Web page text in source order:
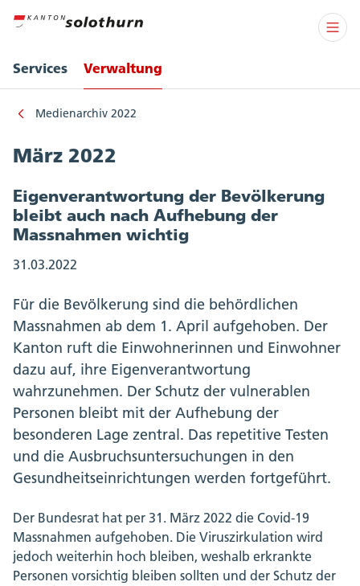
Services Verwaltung
Medienarchiv 2022
März 2022
Eigenverantwortung der Bevölkerung
bleibt auch nach Aufhebung der
Massnahmen wichtig
31.03.2022
Für die Bevölkerung sind die behördlichen
Massnahmen ab dem 1. April aufgehoben. Der
Kanton ruft die Einwohnerinnen und Einwohner
dazu auf, ihre Eigenverantwortung
wahrzunehmen. Der Schutz der vulnerablen
Personen bleibt mit der Aufhebung der
besonderen Lage zentral. Das repetitive Testen
und die Ausbruchsuntersuchungen in den
Gesundheitseinrichtungen werden fortgeführt.
Der Bundesrat hat per 31. März 2022 die Covid-19
Massnahmen aufgehoben. Die Viruszirkulation wird
jedoch weiterhin hoch bleiben, weshalb erkrankte
Personen vorsichtig bleiben sollten und der Schutz der